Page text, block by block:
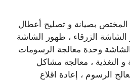
بصيانة و تصليح أعطال
الزرقاء ، ظهور الشاشة
وحدة معالجة الرسومات
التغذية ، معالجة مشاكل
الرسوم ، إعادة اقلاع